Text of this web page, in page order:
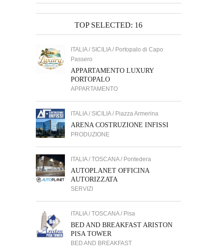
TOP SELECTED: 16
ITALIA / SICILIA / Portopalo di Capo
Passero
APPARTAMENTO LUXURY
PORTOPALO
APPARTAMENTO
ITALIA / SICILIA / Piazza Armerina
ARENA COSTRUZIONE INFISSI
PRODUZIONE
ITALIA / TOSCANA / Pontedera
AUTOPLANET OFFICINA
AUTORIZZATA
SERVIZI
ITALIA / TOSCANA / Pisa
BED AND BREAKFAST ARISTON
PISA TOWER
BED AND BREAKFAST